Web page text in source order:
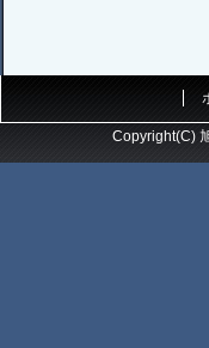
Copyright(C)